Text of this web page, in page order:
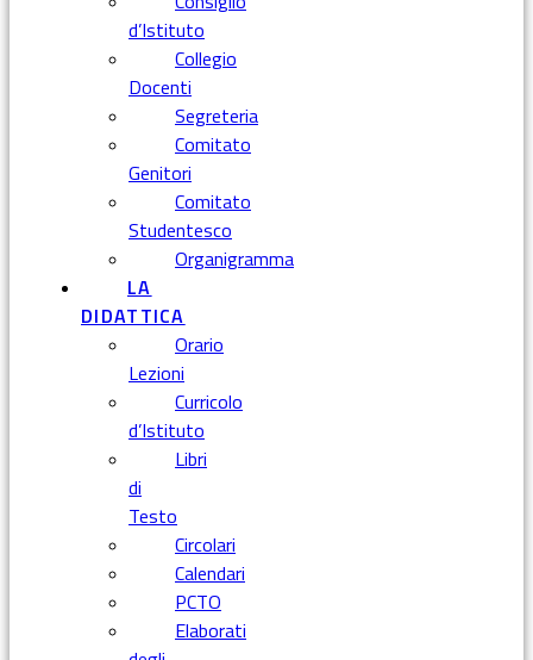
d’Istituto
Collegio
Docenti
Segreteria
Comitato
Genitori
Comitato
Studentesco
Organigramma
LA
DIDATTICA
Orario
Lezioni
Curricolo
d’Istituto
Libri
di
Testo
Circolari
Calendari
PCTO
Elaborati